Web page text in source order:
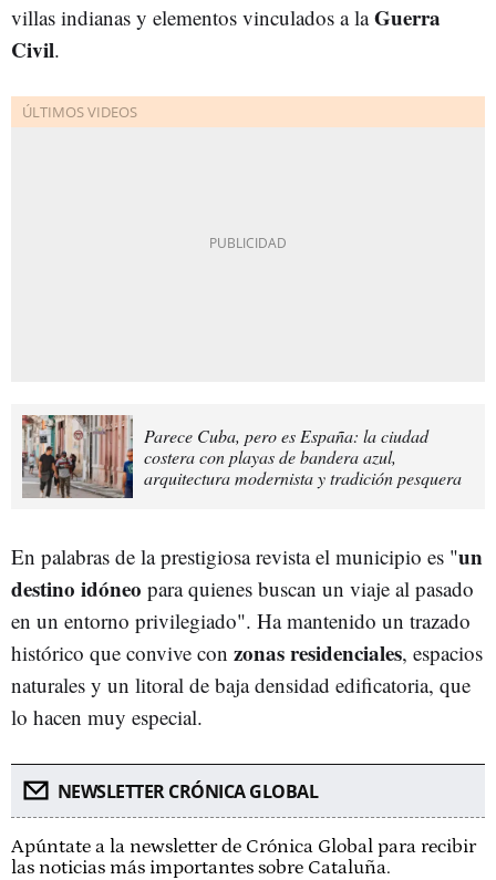
villas indianas y elementos vinculados a laGuerra
Civil.
Parece Cuba, pero es España: la ciudad
costera con playas de bandera azul,
arquitectura modernista y tradición pesquera
En palabras de la prestigiosa revista el municipio es "un
destino idóneo para quienes buscan un viaje al pasado
en un entorno privilegiado". Ha mantenido un trazado
histórico que convive con zonas residenciales, espacios
naturales y un litoral de baja densidad edificatoria, que
lo hacen muy especial.
NEWSLETTER CRÓNICA GLOBAL
Apúntate a la newsletter de Crónica Global para recibir
las noticias más importantes sobre Cataluña.